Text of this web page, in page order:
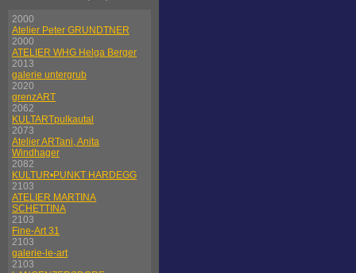
2000
Atelier Peter GRUNDTNER
2000
ATELIER WHG Helga Berger
2013
galerie untergrub
2020
grenzART
2062
KULTARTpulkautal
2073
Atelier ARTani, Anita
Windhager
2082
KULTUR•PUNKT HARDEGG
2103
ATELIER MARTINA
SCHETTINA
2103
Fine-Art 31
2103
galerie-le-art
2103